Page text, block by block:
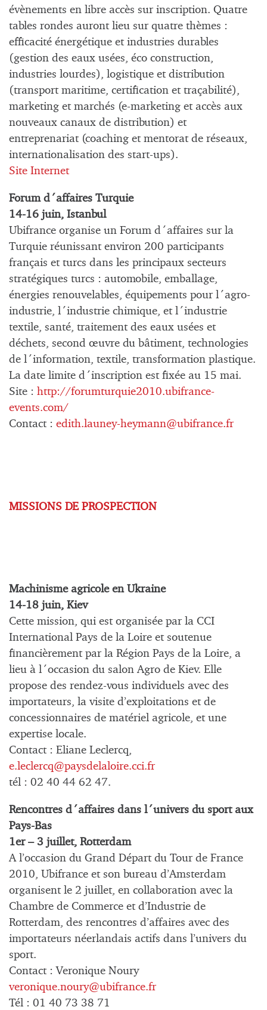
évènements en libre accès sur inscription. Quatre
tables rondes auront lieu sur quatre thèmes :
efficacité énergétique et industries durables
(gestion des eaux usées, éco construction,
industries lourdes), logistique et distribution
(transport maritime, certification et traçabilité),
marketing et marchés (e-marketing et accès aux
nouveaux canaux de distribution) et
entreprenariat (coaching et mentorat de réseaux,
internationalisation des start-ups).
Site Internet
Forum d´affaires Turquie
14-16 juin, Istanbul
Ubifrance organise un Forum d´affaires sur la
Turquie réunissant environ 200 participants
français et turcs dans les principaux secteurs
stratégiques turcs : automobile, emballage,
énergies renouvelables, équipements pour l´agro-
industrie, l´industrie chimique, et l´industrie
textile, santé, traitement des eaux usées et
déchets, second œuvre du bâtiment, technologies
de l´information, textile, transformation plastique.
La date limite d´inscription est fixée au 15 mai.
Site : http://forumturquie2010.ubifrance-
events.com/
Contact : edith.launey-heymann@ubifrance.fr
MISSIONS DE PROSPECTION
Machinisme agricole en Ukraine
14-18 juin, Kiev
Cette mission, qui est organisée par la CCI
International Pays de la Loire et soutenue
financièrement par la Région Pays de la Loire, a
lieu à l´occasion du salon Agro de Kiev. Elle
propose des rendez-vous individuels avec des
importateurs, la visite d’exploitations et de
concessionnaires de matériel agricole, et une
expertise locale.
Contact : Eliane Leclercq,
e.leclercq@paysdelaloire.cci.fr
tél : 02 40 44 62 47.
Rencontres d´affaires dans l´univers du sport aux
Pays-Bas
1er – 3 juillet, Rotterdam
A l’occasion du Grand Départ du Tour de France
2010, Ubifrance et son bureau d’Amsterdam
organisent le 2 juillet, en collaboration avec la
Chambre de Commerce et d’Industrie de
Rotterdam, des rencontres d’affaires avec des
importateurs néerlandais actifs dans l’univers du
sport.
Contact : Veronique Noury
veronique.noury@ubifrance.fr
Tél : 01 40 73 38 71